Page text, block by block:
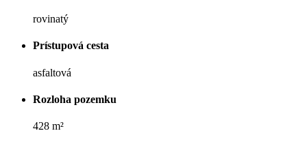
rovinatý
Prístupová cesta
asfaltová
Rozloha pozemku
428 m²